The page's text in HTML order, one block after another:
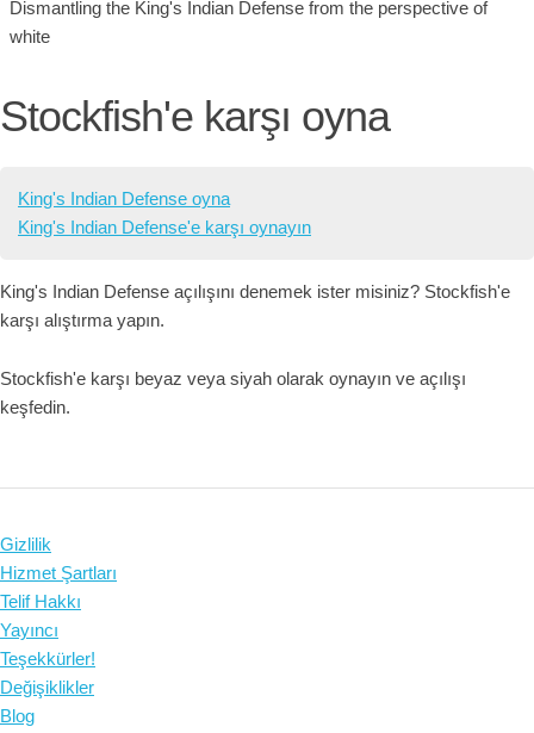
Dismantling the King's Indian Defense from the perspective of
white
Stockfish'e karşı oyna
King's Indian Defense oyna
King's Indian Defense'e karşı oynayın
King's Indian Defense açılışını denemek ister misiniz? Stockfish'e
karşı alıştırma yapın.
Stockfish'e karşı beyaz veya siyah olarak oynayın ve açılışı
keşfedin.
Gizlilik
Hizmet Şartları
Telif Hakkı
Yayıncı
Teşekkürler!
Değişiklikler
Blog